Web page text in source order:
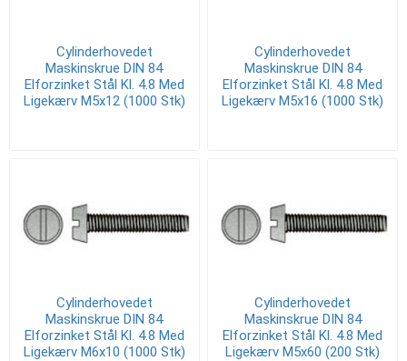
Cylinderhovedet
Maskinskrue DIN 84
Elforzinket Stål Kl. 4.8 Med
Ligekærv M5x12 (1000 Stk)
Cylinderhovedet
Maskinskrue DIN 84
Elforzinket Stål Kl. 4.8 Med
Ligekærv M5x16 (1000 Stk)
Cylinderhovedet
Maskinskrue DIN 84
Elforzinket Stål Kl. 4.8 Med
Ligekærv M6x10 (1000 Stk)
Cylinderhovedet
Maskinskrue DIN 84
Elforzinket Stål Kl. 4.8 Med
Ligekærv M5x60 (200 Stk)